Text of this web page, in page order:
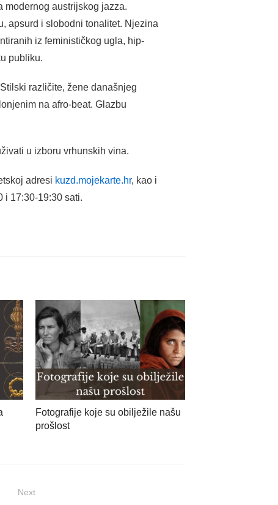
modernog austrijskog jazza.
apsurd i slobodni tonalitet. Njezina
iz feminističkog ugla, hip-
publiku.
različite, žene današnjeg
na afro-beat. Glazbu
u izboru vrhunskih vina.
adresi kuzd.mojekarte.hr, kao i
i 17:30-19:30 sati.
Fotografije koje su obilježile našu
prošlost
Next